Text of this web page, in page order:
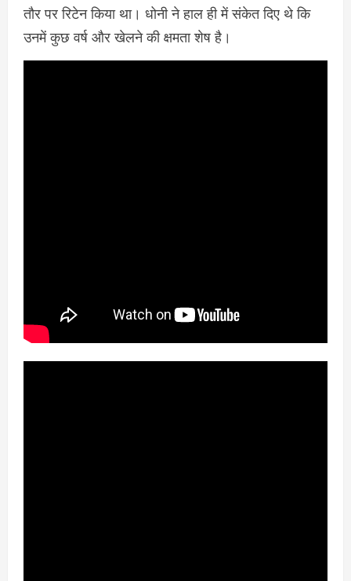
तौर पर रिटेन किया था। धोनी ने हाल ही में संकेत दिए थे कि
उनमें कुछ वर्ष और खेलने की क्षमता शेष है।